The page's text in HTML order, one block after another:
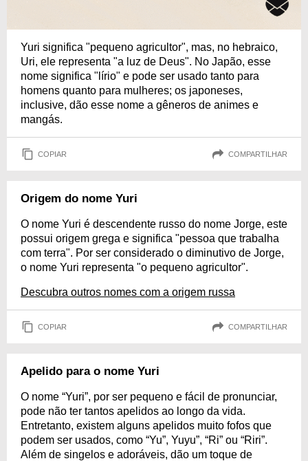
Yuri significa "pequeno agricultor", mas, no hebraico,
Uri, ele representa "a luz de Deus". No Japão, esse
nome significa "lírio" e pode ser usado tanto para
homens quanto para mulheres; os japoneses,
inclusive, dão esse nome a gêneros de animes e
mangás.
COPIAR COMPARTILHAR
Origem do nome Yuri
O nome Yuri é descendente russo do nome Jorge, este
possui origem grega e significa "pessoa que trabalha
com terra". Por ser considerado o diminutivo de Jorge,
o nome Yuri representa "o pequeno agricultor".
Descubra outros nomes com a origem russa
COPIAR COMPARTILHAR
Apelido para o nome Yuri
O nome “Yuri”, por ser pequeno e fácil de pronunciar,
pode não ter tantos apelidos ao longo da vida.
Entretanto, existem alguns apelidos muito fofos que
podem ser usados, como “Yu”, Yuyu”, “Ri” ou “Riri”.
Além de singelos e adoráveis, dão um toque de